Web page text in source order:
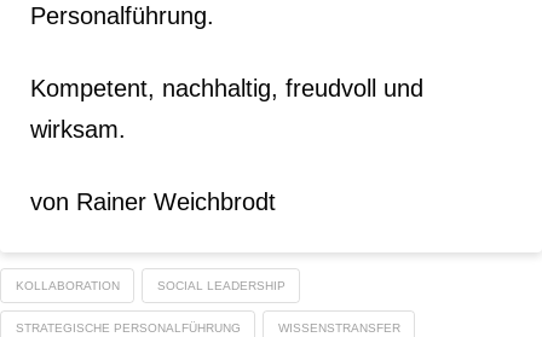
Personalführung.
Kompetent, nachhaltig, freudvoll und
wirksam.
von Rainer Weichbrodt
KOLLABORATION SOCIAL LEADERSHIP
STRATEGISCHE PERSONALFÜHRUNG WISSENSTRANSFER